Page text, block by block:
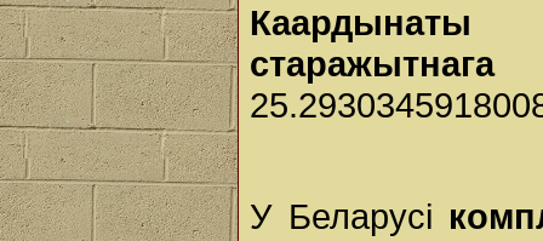
Каардынаты
старажытнага
У Беларусі